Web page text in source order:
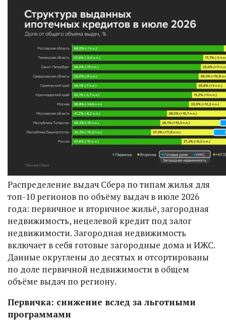
Распределение выдач Сбера по типам жилья для
топ-10 регионов по объёму выдач в июле 2026
года: первичное и вторичное жильё, загородная
недвижимость, нецелевой кредит под залог
недвижимости. Загородная недвижимость
включает в себя готовые загородные дома и ИЖС.
Данные округлены до десятых и отсортированы
по доле первичной недвижимости в общем
объёме выдач по региону.
Первичка: снижение вслед за льготными
программами